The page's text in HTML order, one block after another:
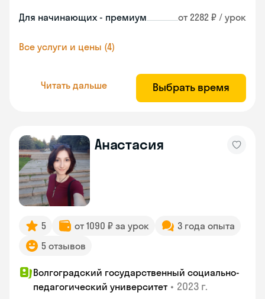
Для начинающих - премиум от 2282 ₽ / урок
Все услуги и цены (4)
Читать дальше Выбрать время
Анастасия
5 от 1090 ₽ за урок
3 года опыта
5 отзывов
Волгоградский государственный социально-
педагогический университет • 2023 г.